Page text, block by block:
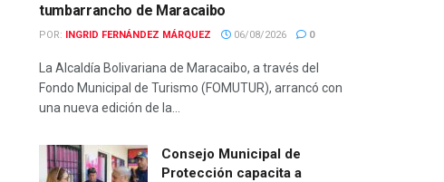
tumbarrancho de Maracaibo
POR: INGRID FERNÁNDEZ MÁRQUEZ 06/08/2026 0
La Alcaldía Bolivariana de Maracaibo, a través del
Fondo Municipal de Turismo (FOMUTUR), arrancó con
una nueva edición de la...
Consejo Municipal de
Protección capacita a